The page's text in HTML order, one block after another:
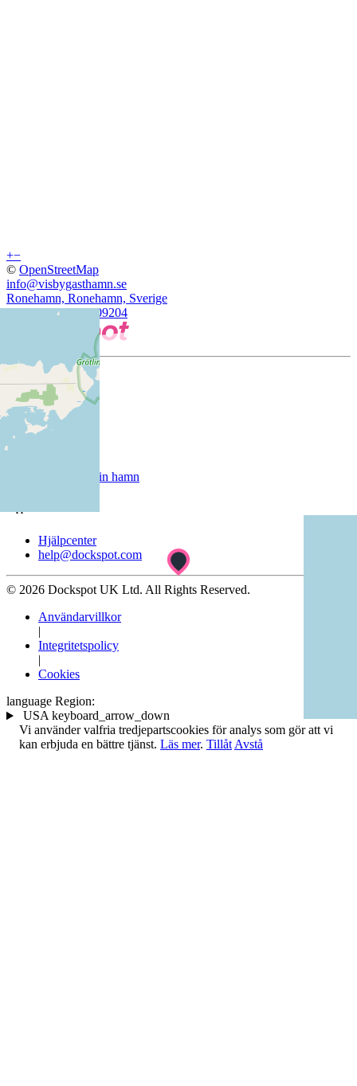
+−
© OpenStreetMap
info@visbygasthamn.se
Ronehamn, Ronehamn, Sverige
57.172659, 18.4909204
Företag
Om oss
Kunder
Registrera din hamn
Hjälpcenter
help@dockspot.com
© 2026 Dockspot UK Ltd. All Rights Reserved.
Användarvillkor
|
Integritetspolicy
|
Cookies
language Region:
USA keyboard_arrow_down
Vi använder valfria tredjepartscookies för analys som gör att vi
kan erbjuda en bättre tjänst. Läs mer. Tillåt Avstå